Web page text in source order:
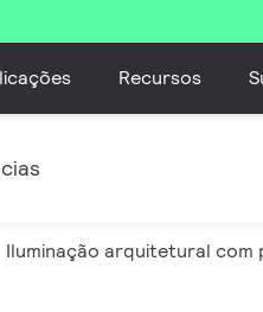
Recursos
Iluminação arquitetural